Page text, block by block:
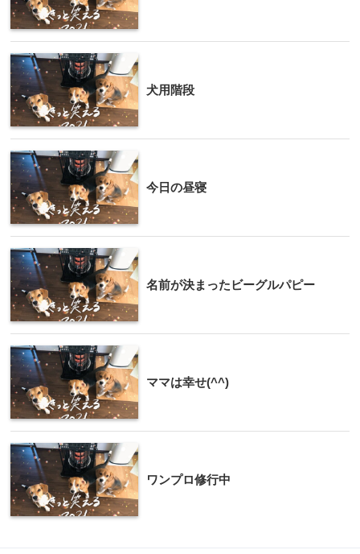
犬用階段
今日の昼寝
名前が決まったビーグルパピー
ママは幸せ(^^)
ワンプロ修行中